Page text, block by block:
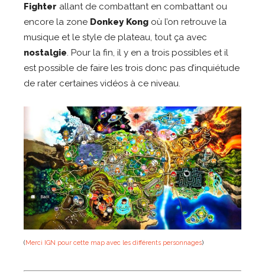
Fighter allant de combattant en combattant ou
encore la zone Donkey Kong où l’on retrouve la
musique et le style de plateau, tout ça avec
nostalgie. Pour la fin, il y en a trois possibles et il
est possible de faire les trois donc pas d’inquiétude
de rater certaines vidéos à ce niveau.
(Merci IGN pour cette map avec les différents personnages)